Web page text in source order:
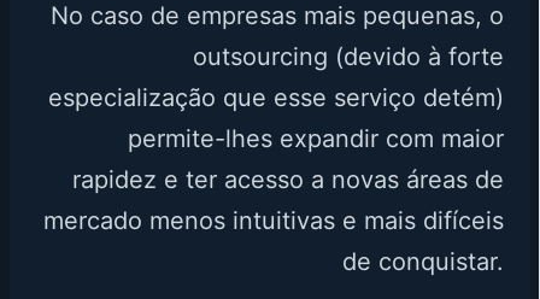
No caso de empresas mais pequenas, o
outsourcing (devido à forte
especialização que esse serviço detém)
permite-lhes expandir com maior
rapidez e ter acesso a novas áreas de
mercado menos intuitivas e mais difíceis
de conquistar.